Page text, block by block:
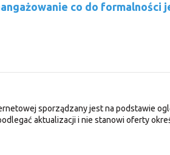
co do formalności
sporządzany jest na podstawie
aktualizacji i nie stanowi oferty